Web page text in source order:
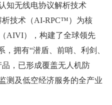
知无线电协议解析技术
析技术（AI-RPC™）为核
AIVI），构建了全球领先
，拥有“潜盾、前哨、利剑、
，已形成覆盖无人机防
测及低空经济服务的全产业